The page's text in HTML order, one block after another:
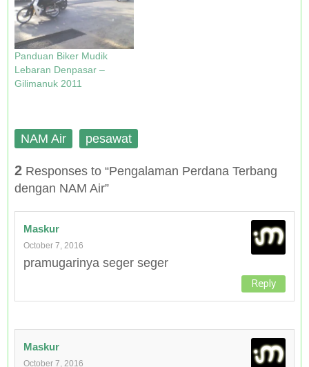
) w o
w
Panduan Biker Mudik
Lebaran Denpasar –
Gilimanuk 2011
NAM Air pesawat
2Responses to “Pengalaman Perdana Terbang
dengan NAM Air”
Maskur
October 7, 2016
pramugarinya seger seger
Reply
Maskur
October 7, 2016